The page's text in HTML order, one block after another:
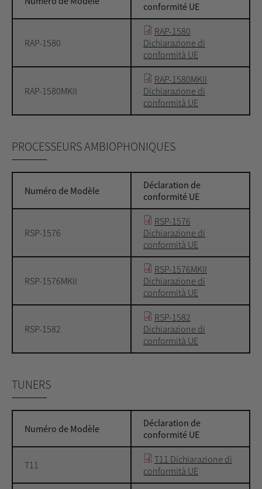
conformité UE
RAP-1580
RAP-1580
Dichiarazione di
conformità UE
RAP-1580MKII
RAP-1580MKII
Dichiarazione di
conformità UE
PROCESSEURS AMBIOPHONIQUES
Numéro de Modèle
Déclaration de
conformité UE
RSP-1576
RSP-1576
Dichiarazione di
conformità UE
RSP-1576MKII
RSP-1576MKII
Dichiarazione di
conformità UE
RSP-1582
RSP-1582
Dichiarazione di
conformità UE
TUNERS
Numéro de Modèle
Déclaration de
conformité UE
T11
T11 Dichiarazione di
conformità UE